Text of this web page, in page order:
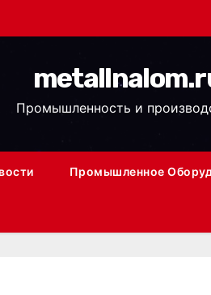
Промышленность и
Промышленное